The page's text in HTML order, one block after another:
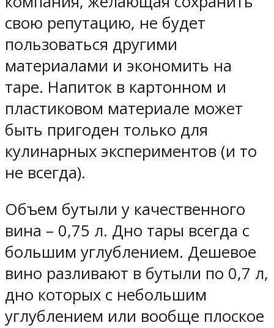
свою репутацию, не будет
пользоваться другими
материалами и экономить на
таре. Напиток в картонном и
пластиковом материале может
быть пригоден только для
кулинарных экспериментов (и то
не всегда).
Объем бутыли у качественного
вина – 0,75 л. Дно тары всегда с
большим углублением. Дешевое
вино разливают в бутыли по 0,7 л,
дно которых с небольшим
углублением или вообще плоское